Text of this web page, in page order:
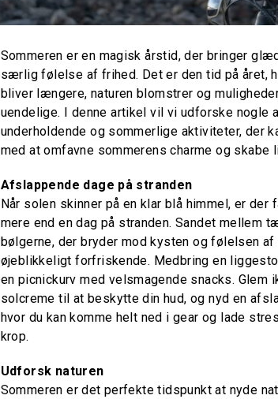
Sommeren er en magisk årstid, der bringer
særlig følelse af frihed. Det er den tid på året,
bliver længere, naturen blomstrer og
uendelige. I denne artikel vil vi udforske nogle
underholdende og sommerlige aktiviteter, der
med at omfavne sommerens charme og skabe
Afslappende dage på stranden
Når solen skinner på en klar blå himmel, er der
mere end en dag på stranden. Sandet mellem
bølgerne, der bryder mod kysten og følelsen af
øjeblikkeligt forfriskende. Medbring en
en picnickurv med velsmagende snacks. Glem
solcreme til at beskytte din hud, og nyd en
hvor du kan komme helt ned i gear og lade
krop.
Udforsk naturen
Sommeren er det perfekte tidspunkt at nyde